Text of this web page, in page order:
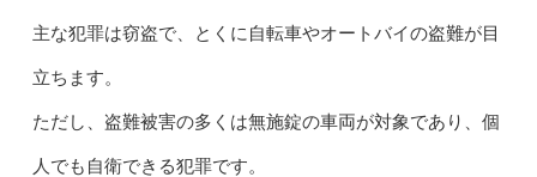
主な犯罪は窃盗で、とくに自転車やオートバイの盗難が目
立ちます。
ただし、盗難被害の多くは無施錠の車両が対象であり、個
人でも自衛できる犯罪です。